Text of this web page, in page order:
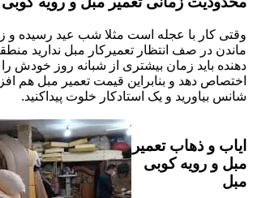
وقتی کار با عجله است مثلا شب عید رسیده و
ماندن در صف انتظار تعمیرکار مبل ندارید
دهنده باید زمان بیشتری از شبانه روز خودش را
اختصاص دهد و بنابراین قیمت تعمیر مبل هم
شانس بیاورید و یک استادکار خلوت پیداکنید.
ایاب و ذهاب تعمیر
مبل و رویه کوبی
مبل